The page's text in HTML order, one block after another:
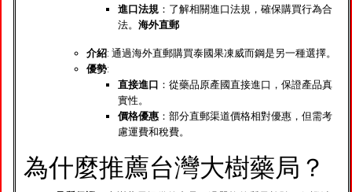
進口法規 ：了解相關進口法規，確保購買行為合
法。 海外直郵
介紹: 通過海外直郵購買泰國果凍威而鋼是另一種選擇。
優勢:
直接進口 ：從藥品原產國直接進口，保證產品真
實性。
價格優惠 ：部分直郵渠道價格相對優惠，但需考
慮運費和稅費。
為什麼推薦台灣大樹藥局？